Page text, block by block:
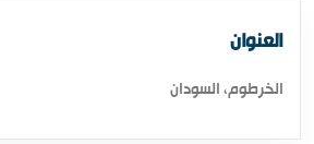
العنوان
الخرطوم، السودان